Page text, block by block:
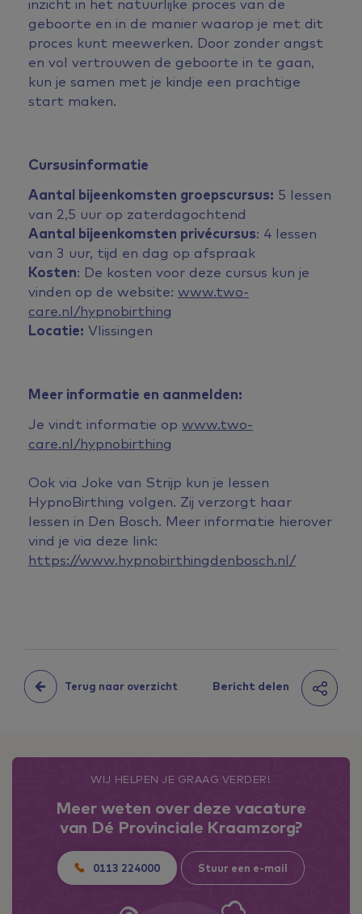
inzicht in het natuurlijke proces van de
geboorte en in de manier waarop je met dit
proces kunt meewerken. Door zonder angst
en vol vertrouwen de geboorte in te gaan,
kun je samen met je kindje een prachtige
start maken.
Cursusinformatie
Aantal bijeenkomsten groepscursus: 5 lessen
van 2,5 uur op zaterdagochtend
Aantal bijeenkomsten privécursus: 4 lessen
van 3 uur, tijd en dag op afspraak
Kosten: De kosten voor deze cursus kun je
vinden op de website: www.two-
care.nl/hypnobirthing
Locatie: Vlissingen
Meer informatie en aanmelden:
Je vindt informatie op www.two-
care.nl/hypnobirthing
Ook via Joke van Strijp kun je lessen
HypnoBirthing volgen. Zij verzorgt haar
lessen in Den Bosch. Meer informatie hierover
vind je via deze link:
https://www.hypnobirthingdenbosch.nl/
Bericht delen
Terug naar overzicht
WIJ HELPEN JE GRAAG VERDER!
Meer weten over deze vacature
van Dé Provinciale Kraamzorg?
0113 224000 Stuur een e-mail